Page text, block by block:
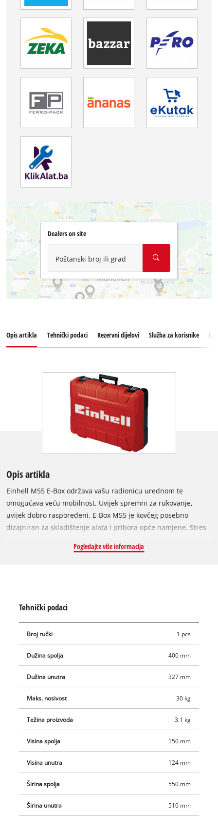
Dealers on site
Poštanski broj ili grad
Opis artikla Tehnički podaci Rezervni dijelovi Služba za korisnike
Opis artikla
Einhell M55 E-Box održava vašu radionicu urednom te
omogućava veću mobilnost. Uvijek spremni za rukovanje,
uvijek dobro raspoređeni, E-Box M55 je kovčeg posebno
dizajniran za skladištenje alata i pribora opće namjene. Stres
spremljeno uredno i spremno za upotrebu i može se lako
bez obzira nalaze li se u radionici, prtljažniku automobila ili
na licu mjesta. Također, unutarnja obloga od mekane pjene
štiti alat od ogrebotina tijekom prijevoza. To također osigurava
Pogledajte više informacija
Tehnički podaci
Broj ručki 1 pcs
Dužina spolja 400 mm
Dužina unutra 327 mm
Maks. nosivost 30 kg
Težina proizvoda 3.1 kg
Visina spolja 150 mm
Visina unutra 124 mm
Širina spolja 550 mm
Širina unutra 510 mm